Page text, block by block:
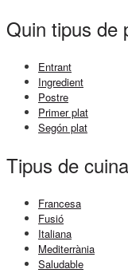
Quin tipus de
Entrant
Ingredient
Postre
Primer plat
Segón plat
Tipus de cuina
Francesa
Fusió
Italiana
Mediterrània
Saludable